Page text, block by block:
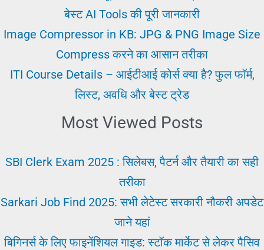
लिए?
बेस्ट AI Tools की पूरी जानकारी
Image Compressor in KB: JPG & PNG Image Size
Compress करने का आसान तरीका
ITI Course Details – आईटीआई कोर्स क्या है? फुल फॉर्म,
लिस्ट, अवधि और बेस्ट ट्रेड
Most Viewed Posts
SBI Clerk Exam 2025 : सिलेबस, पैटर्न और तैयारी का सही
तरीका
Sarkari Job Find 2025: सभी लेटेस्ट सरकारी नौकरी अपडेट
जाने यहां
बिगिनर्स के लिए फाइनेंशियल गाइड: स्टॉक मार्केट से लेकर पैसिव